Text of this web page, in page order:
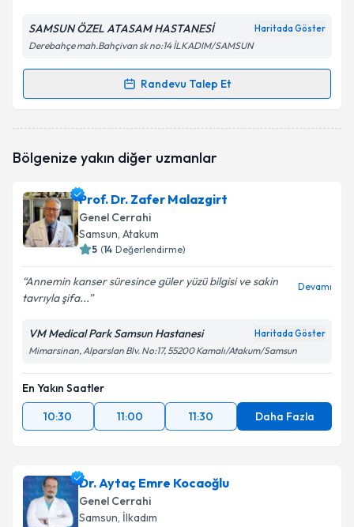
SAMSUN ÖZEL ATASAM HASTANESİ Haritada Göster
Derebahçe mah.Bahçivan sk no:14 İLKADIM/SAMSUN
Randevu Talep Et
Randevu Takvimi Talebi
oluşturun. Size bu uzmandan randevu almanız için bir
E-posta Adresiniz
Kişisel verilerimin işlenmesine ilişkin Aydınlatma
Metni
Bölgenize yakın diğer uzmanlar
Prof. Dr. Zafer Malazgirt
Genel Cerrahi
Samsun, Atakum
5 (14 Değerlendirme)
Annemin kanser süresince güler yüzü bilgisi ve sakin
tavrıyla şifa...
Devamı
VM Medical Park Samsun Hastanesi Haritada Göster
Mimarsinan, Alparslan Blv. No:17, 55200 Kamalı/Atakum/Samsun
En Yakın Saatler
10:30
11:00 11:30 Daha Fazla
Dr. Aytaç Emre Kocaoğlu
Genel Cerrahi
Samsun, İlkadım